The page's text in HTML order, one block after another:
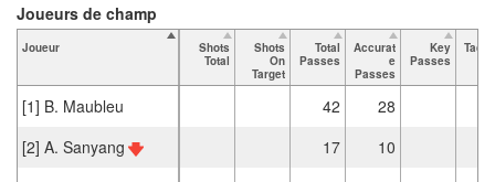
Joueur
Shots
Total
Shots
On
Target
Total
Passes
Accurat
e
Passes
Key
Passes
[1] B. Maubleu 42
28
[2] A. Sanyang
17
10
Joueurs de champ